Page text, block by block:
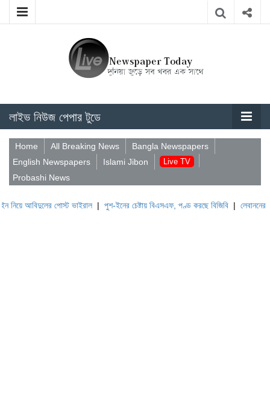
লাইভ নিউজ পেপার টুডে
Home All Breaking News
Bangla Newspapers
English Newspapers
Islami Jibon Live TV
Probashi News
পোস্ট ভাইরাল|পুশ-ইনের চেষ্টায় বিএসএফ, পণ্ড করছে বিজিবি|লেবাননের